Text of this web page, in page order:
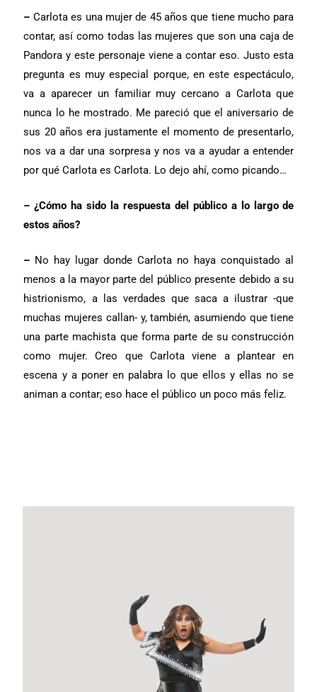
– Carlota es una mujer de 45 años que tiene mucho para
contar, así como todas las mujeres que son una caja de
Pandora y este personaje viene a contar eso. Justo esta
pregunta es muy especial porque, en este espectáculo,
va a aparecer un familiar muy cercano a Carlota que
nunca lo he mostrado. Me pareció que el aniversario de
sus 20 años era justamente el momento de presentarlo,
nos va a dar una sorpresa y nos va a ayudar a entender
por qué Carlota es Carlota. Lo dejo ahí, como picando…
– ¿Cómo ha sido la respuesta del público a lo largo de
estos años?
– No hay lugar donde Carlota no haya conquistado al
menos a la mayor parte del público presente debido a su
histrionismo, a las verdades que saca a ilustrar -que
muchas mujeres callan- y, también, asumiendo que tiene
una parte machista que forma parte de su construcción
como mujer. Creo que Carlota viene a plantear en
escena y a poner en palabra lo que ellos y ellas no se
animan a contar; eso hace el público un poco más feliz.